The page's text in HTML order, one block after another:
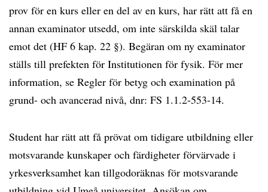
prov för en kurs eller en del av en kurs, har rätt att få en
annan examinator utsedd, om inte särskilda skäl talar
emot det (HF 6 kap. 22 §). Begäran om ny examinator
ställs till prefekten för Institutionen för fysik. För mer
information, se Regler för betyg och examination på
grund- och avancerad nivå, dnr: FS 1.1.2-553-14.
Student har rätt att få prövat om tidigare utbildning eller
motsvarande kunskaper och färdigheter förvärvade i
yrkesverksamhet kan tillgodoräknas för motsvarande